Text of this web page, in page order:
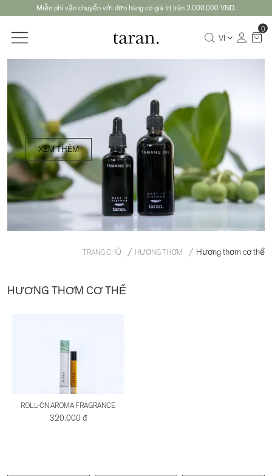
Miễn phí vận chuyển với đơn hàng có giá trị trên 2.000.000 VND.
VI
0
XEM THÊM
TRANG CHỦ HƯƠNG THƠM Hương thơm cơ thể
HƯƠNG THƠM CƠ THỂ
ROLL-ON AROMA FRAGRANCE
320.000 đ